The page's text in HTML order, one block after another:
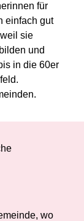
für
einfach gut
sie
und
in die 60er
wo